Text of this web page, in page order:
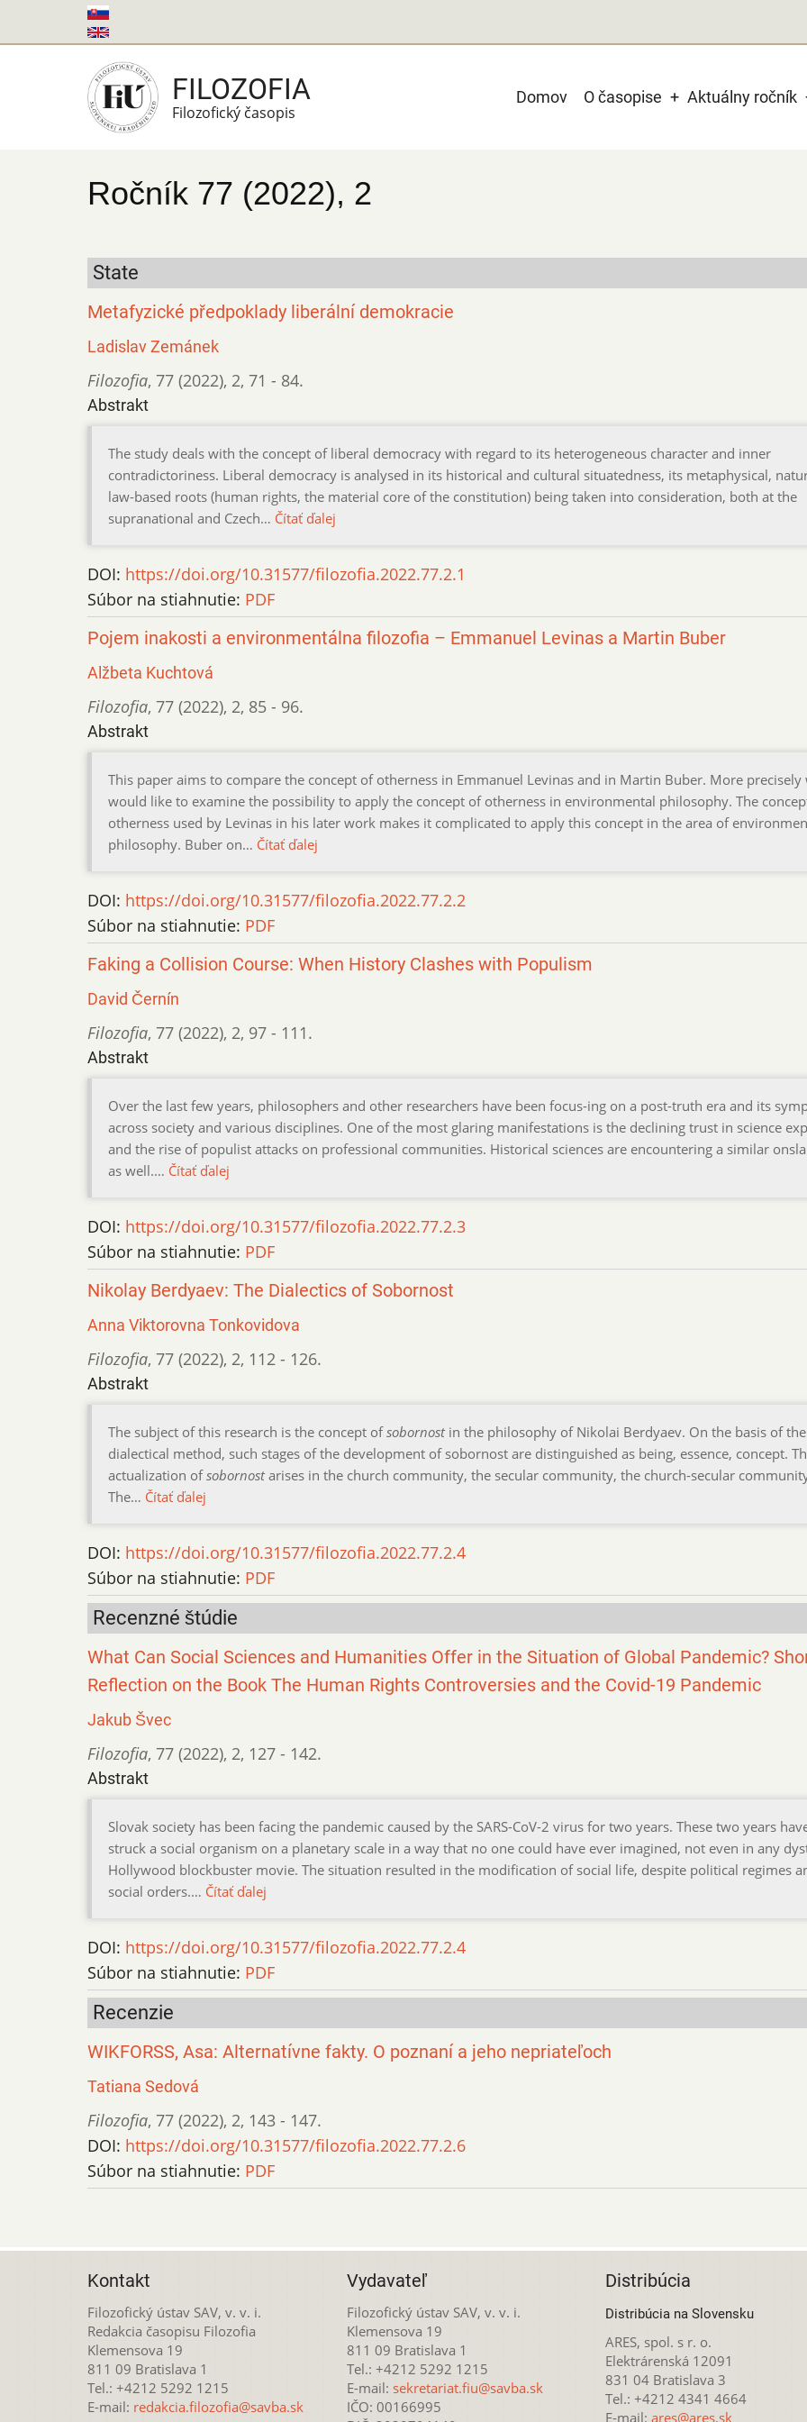
na
FILOZOFIA
Filozofický časopis
Main
Domov O časopise Aktuálny ročník
Ročník 77 (2022), 2
State
Metafyzické předpoklady liberální demokracie
Ladislav Zemánek
Filozofia, 77 (2022), 2, 71 - 84.
Abstrakt
The study deals with the concept of liberal democracy with regard to its heterogeneous character and inner
contradictoriness. Liberal democracy is analysed in its historical and cultural situatedness, its metaphysical,
law-based roots (human rights, the material core of the constitution) being taken into consideration, both at the
supranational and Czech… Čítať ďalej
DOI: https://doi.org/10.31577/filozofia.2022.77.2.1
Súbor na stiahnutie: PDF
Pojem inakosti a environmentálna filozofia – Emmanuel Levinas a Martin Buber
Alžbeta Kuchtová
Filozofia, 77 (2022), 2, 85 - 96.
Abstrakt
This paper aims to compare the concept of otherness in Emmanuel Levinas and in Martin Buber. More precisely
would like to examine the possibility to apply the concept of otherness in environmental philosophy. The
otherness used by Levinas in his later work makes it complicated to apply this concept in the area of
philosophy. Buber on… Čítať ďalej
DOI: https://doi.org/10.31577/filozofia.2022.77.2.2
Súbor na stiahnutie: PDF
Faking a Collision Course: When History Clashes with Populism
David Černín
Filozofia, 77 (2022), 2, 97 - 111.
Abstrakt
Over the last few years, philosophers and other researchers have been focus-ing on a post-truth era and its
across society and various disciplines. One of the most glaring manifestations is the declining trust in science
and the rise of populist attacks on professional communities. Historical sciences are encountering a similar
as well.… Čítať ďalej
DOI: https://doi.org/10.31577/filozofia.2022.77.2.3
Súbor na stiahnutie: PDF
Nikolay Berdyaev: The Dialectics of Sobornost
Anna Viktorovna Tonkovidova
Filozofia, 77 (2022), 2, 112 - 126.
Abstrakt
The subject of this research is the concept ofsobornostin the philosophy of Nikolai Berdyaev. On the basis of the
dialectical method, such stages of the development of sobornost are distinguished as being, essence, concept.
actualization ofsobornostarises in the church community, the secular community, the church-secular
The… Čítať ďalej
DOI: https://doi.org/10.31577/filozofia.2022.77.2.4
Súbor na stiahnutie: PDF
Recenzné štúdie
What Can Social Sciences and Humanities Offer in the Situation of Global Pandemic?
Reflection on the Book The Human Rights Controversies and the Covid-19 Pandemic
Jakub Švec
Filozofia, 77 (2022), 2, 127 - 142.
Abstrakt
Slovak society has been facing the pandemic caused by the SARS-CoV-2 virus for two years. These two years
struck a social organism on a planetary scale in a way that no one could have ever imagined, not even in any
Hollywood blockbuster movie. The situation resulted in the modification of social life, despite political regimes
social orders.… Čítať ďalej
DOI: https://doi.org/10.31577/filozofia.2022.77.2.4
Súbor na stiahnutie: PDF
Recenzie
WIKFORSS, Asa: Alternatívne fakty. O poznaní a jeho nepriateľoch
Tatiana Sedová
Filozofia, 77 (2022), 2, 143 - 147.
DOI: https://doi.org/10.31577/filozofia.2022.77.2.6
Súbor na stiahnutie: PDF
Kontakt
Filozofický ústav SAV, v. v. i.
Redakcia časopisu Filozofia
Klemensova 19
811 09 Bratislava 1
Tel.: +4212 5292 1215
E-mail: redakcia.filozofia@savba.sk
Vydavateľ
Filozofický ústav SAV, v. v. i.
Klemensova 19
811 09 Bratislava 1
Tel.: +4212 5292 1215
E-mail: sekretariat.fiu@savba.sk
IČO: 00166995
Distribúcia
Distribúcia na Slovensku
ARES, spol. s r. o.
Elektrárenská 12091
831 04 Bratislava 3
Tel.: +4212 4341 4664
E-mail: ares@ares.sk